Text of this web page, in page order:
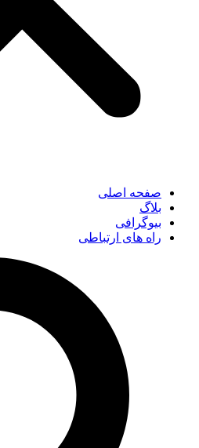
صفحه اصلی
بلاگ
بیوگرافی
راه های ارتباطی